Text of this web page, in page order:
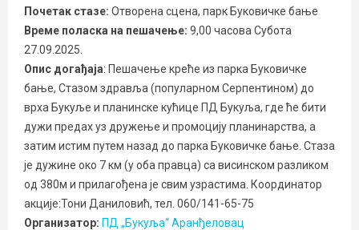
Почетак стазе: Отворена сцена, парк Буковичке бање
Време поласка на пешачење: 9,00 часова Субота
27.09.2025.
Опис догађаја: Пешачење креће из парка Буковичке
бање, Стазом здравља (популарном Серпентином) до
врха Букуље и планинске кућице ПД Букуља, где ће бити
дужи предах уз дружење и промоцију планинарства, а
затим истим путем назад до парка Буковичке бање. Стаза
је дужине око 7 км (у оба правца) са висинском разликом
од 380м и прилагођена је свим узрастима. Координатор
акције:Тони Даниловић, тел. 060/141-65-75
Организатор: ПД „Букуља“ Аранђеловац